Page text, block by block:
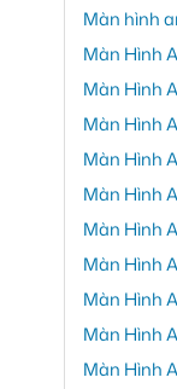
Màn hình
Màn Hình
Màn Hình
Màn Hình
Màn Hình
Màn Hình
Màn Hình
Màn Hình
Màn Hình
Màn Hình
Màn Hình